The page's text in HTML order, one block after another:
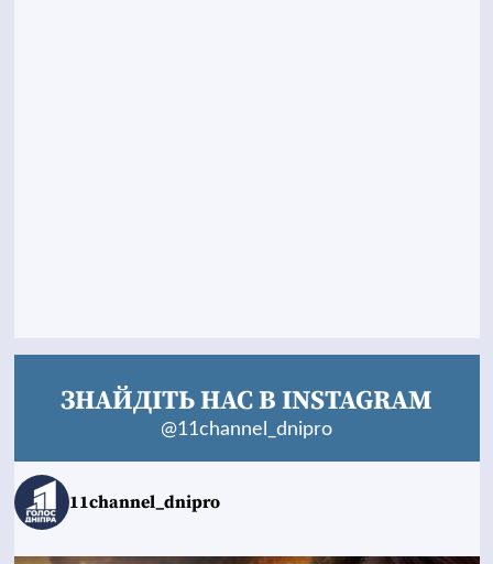
ЗНАЙДІТЬ НАС В INSTAGRAM
@11channel_dnipro
11channel_dnipro